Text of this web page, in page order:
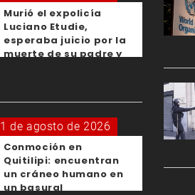
Murió el expolicía
Luciano Etudie,
esperaba juicio por la
muerte de su padre y
1 de agosto de 2026
Conmoción en
Quitilipi: encuentran
un cráneo humano en
un basural